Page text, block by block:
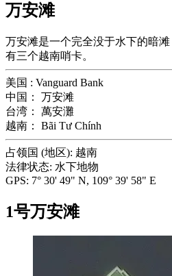
万安滩
万安滩是一个完全没于水下的暗
有三个越南哨卡。
美国 : Vanguard Bank
中国： 万安滩
台湾： 萬安灘
越南： Bãi Tư Chính
占领国 (地区): 越南
法律状态: 水下地物
GPS: 7° 30' 49" N, 109° 39' 58" E
1号万安滩